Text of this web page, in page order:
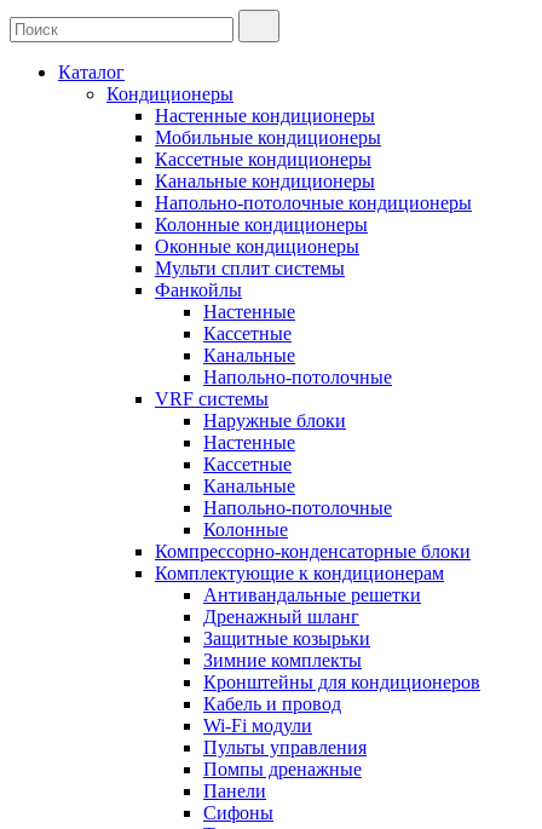
Каталог
Кондиционеры
Настенные кондиционеры
Мобильные кондиционеры
Кассетные кондиционеры
Канальные кондиционеры
Напольно-потолочные кондиционеры
Колонные кондиционеры
Оконные кондиционеры
Мульти сплит системы
Фанкойлы
Настенные
Кассетные
Канальные
Напольно-потолочные
VRF системы
Наружные блоки
Настенные
Кассетные
Канальные
Напольно-потолочные
Колонные
Компрессорно-конденсаторные блоки
Комплектующие к кондиционерам
Антивандальные решетки
Дренажный шланг
Защитные козырьки
Зимние комплекты
Кронштейны для кондиционеров
Кабель и провод
Wi-Fi модули
Пульты управления
Помпы дренажные
Панели
Сифоны